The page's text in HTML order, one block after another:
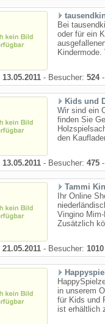
Bei
oder für ein
13.05.2011 - Besucher: 524-
Kids und
Wir sind ein
finden Sie
den
13.05.2011 - Besucher: 475
Tammi
Ihr Online
Vingino
Zusätzlich
21.05.2011 - Besucher: 1010
in unserem
für Kids und
ist erhältlich